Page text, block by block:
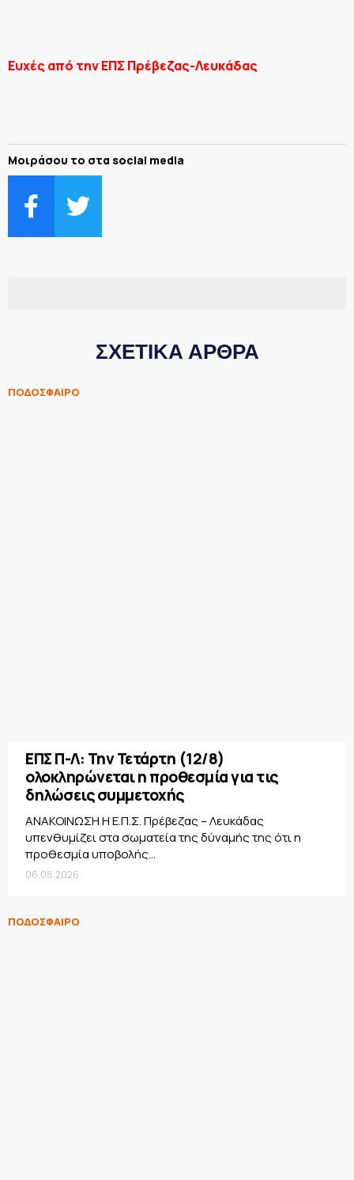
Ευχές από την ΕΠΣ Πρέβεζας-Λευκάδας
Μοιράσου το στα social media
ΣΧΕΤΙΚΑ ΑΡΘΡΑ
ΠΟΔΟΣΦΑΙΡΟ
ΕΠΣ Π-Λ: Την Τετάρτη (12/8)
ολοκληρώνεται η προθεσμία για τις
δηλώσεις συμμετοχής
ΑΝΑΚΟΙΝΩΣΗ Η Ε.Π.Σ. Πρέβεζας – Λευκάδας
υπενθυμίζει στα σωματεία της δύναμής της ότι η
προθεσμία υποβολής...
06.08.2026
ΠΟΔΟΣΦΑΙΡΟ